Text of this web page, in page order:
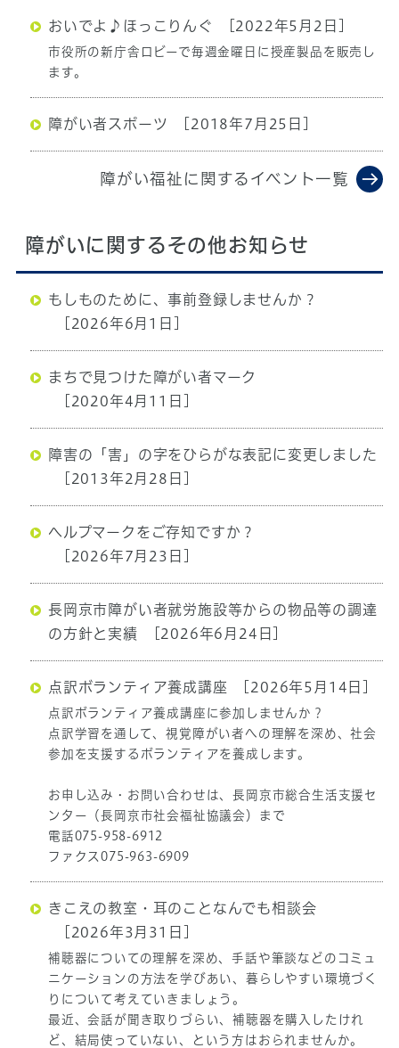
おいでよ♪ほっこりんぐ [2022年5月2日]
市役所の新庁舎ロビーで毎週金曜日に授産製品を販売し
ます。
障がい者スポーツ [2018年7月25日]
障がい福祉に関するイベント一覧
障がいに関するその他お知らせ
もしものために、事前登録しませんか？
[2026年6月1日]
まちで見つけた障がい者マーク
[2020年4月11日]
障害の「害」の字をひらがな表記に変更しました
[2013年2月28日]
ヘルプマークをご存知ですか？
[2026年7月23日]
長岡京市障がい者就労施設等からの物品等の調達
の方針と実績
[2026年6月24日]
点訳ボランティア養成講座 [2026年5月14日]
点訳ボランティア養成講座に参加しませんか？
点訳学習を通して、視覚障がい者への理解を深め、社会
参加を支援するボランティアを養成します。
お申し込み・お問い合わせは、長岡京市総合生活支援セ
ンター（長岡京市社会福祉協議会）まで
電話075-958-6912
ファクス075-963-6909
きこえの教室・耳のことなんでも相談会
[2026年3月31日]
補聴器についての理解を深め、手話や筆談などのコミュ
ニケーションの方法を学びあい、暮らしやすい環境づく
りについて考えていきましょう。
最近、会話が聞き取りづらい、補聴器を購入したけれ
ど、結局使っていない、という方はおられませんか。